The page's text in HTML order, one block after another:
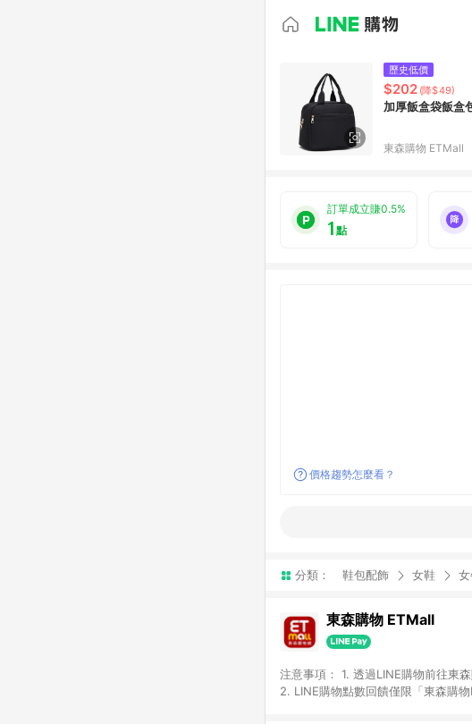
歷史低價
$202 (降$49)
加厚飯盒袋飯盒
東森購物 ETMall
訂單成立賺0.5%
1點
價格趨勢怎麼看？
分類： 鞋包配飾 女鞋
東森購物 ETMall
注意事項： 1. 透過LINE購物前往東
2. LINE購物點數回饋僅限「東森購